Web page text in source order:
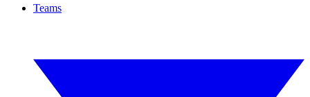
Teams